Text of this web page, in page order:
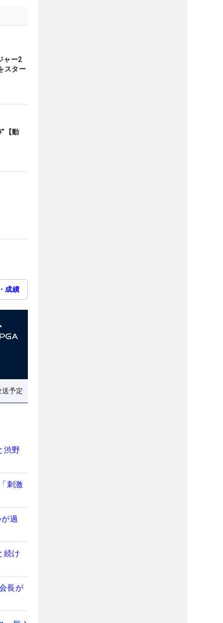
ャー2
スター
【動
成績
予定
渋野
刺激
過
続け
長が